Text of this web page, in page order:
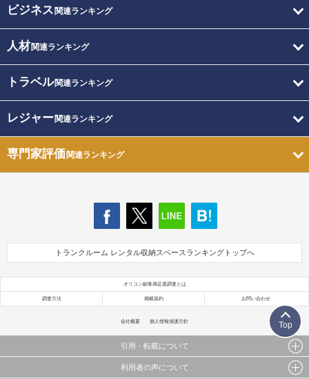
ビジネス 関連ランキング
人材関連ランキング
トラベル関連ランキング
レジャー関連ランキング
専門家評価関連ランキング
トランクルーム レンタル収納スペースランキングトップへ
オリコン顧客満足度調査とは
調査方法 掲載規約 お問い合わせ
会社概要 個人情報保護方針
引用・転載について
当サイトで公開されている情報（文字、写真、イラスト、画像データ等）及びこれらの配置・
利用者の声について
Top